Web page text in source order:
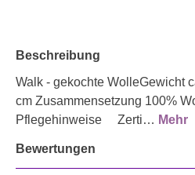
Beschreibung
Walk - gekochte WolleGewicht
cm Zusammensetzung 100%
Pflegehinweise Zerti… Mehr
Bewertungen